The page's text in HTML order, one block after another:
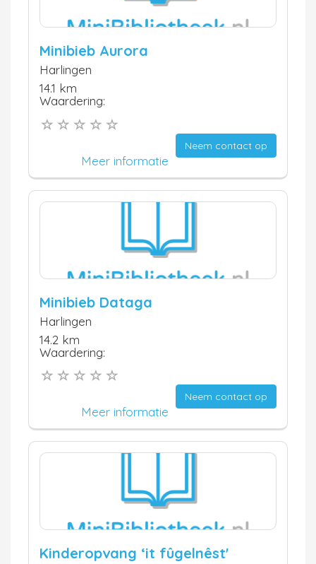
Minibieb Aurora
Harlingen
14.1 km
Waardering:
Neem contact op
Meer informatie
Minibieb Dataga
Harlingen
14.2 km
Waardering:
Neem contact op
Meer informatie
Kinderopvang ‘it fûgelnêst'